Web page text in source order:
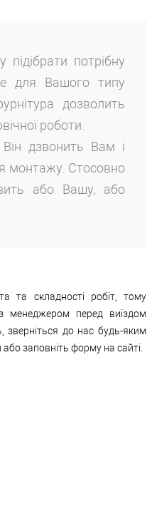
потрібну
для Вашого типу
дозволить
роботи.
дзвонить Вам і
монтажу. Стосовно
або Вашу, або
та складності робіт, тому
з менеджером перед виїздом
зверніться до нас будь-яким
заповніть форму на сайті.